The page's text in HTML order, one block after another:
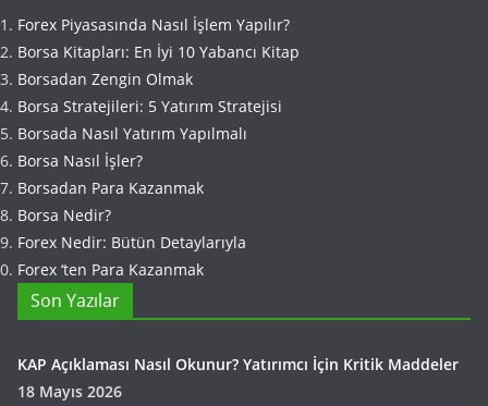
Forex Piyasasında Nasıl İşlem Yapılır?
Borsa Kitapları: En İyi 10 Yabancı Kitap
Borsadan Zengin Olmak
Borsa Stratejileri: 5 Yatırım Stratejisi
Borsada Nasıl Yatırım Yapılmalı
Borsa Nasıl İşler?
Borsadan Para Kazanmak
Borsa Nedir?
Forex Nedir: Bütün Detaylarıyla
Forex ‘ten Para Kazanmak
Son Yazılar
KAP Açıklaması Nasıl Okunur? Yatırımcı İçin Kritik Maddeler
18 Mayıs 2026